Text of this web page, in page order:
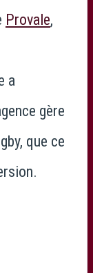
Provale,
a
gère
que ce